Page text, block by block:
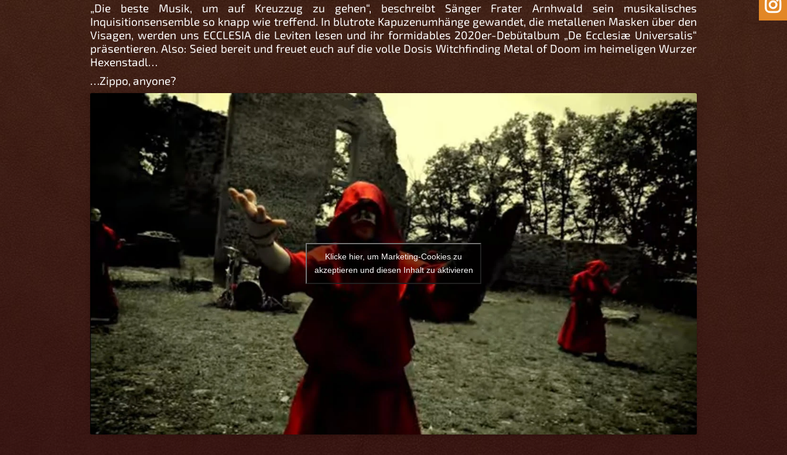
„Die beste Musik, um auf Kreuzzug zu gehen“, beschreibt Sänger Frater Arnhwald sein musikalisches
Inquisitionsensemble so knapp wie treffend. In blutrote Kapuzenumhänge gewandet, die metallenen Masken über den
Visagen, werden uns ECCLESIA die Leviten lesen und ihr formidables 2020er-Debütalbum „De Ecclesiæ Universalis“
präsentieren. Also: Seied bereit und freuet euch auf die volle Dosis Witchfinding Metal of Doom im heimeligen Wurzer
Hexenstadl…
…Zippo, anyone?
Klicke hier, um Marketing-Cookies zu
akzeptieren und diesen Inhalt zu aktivieren